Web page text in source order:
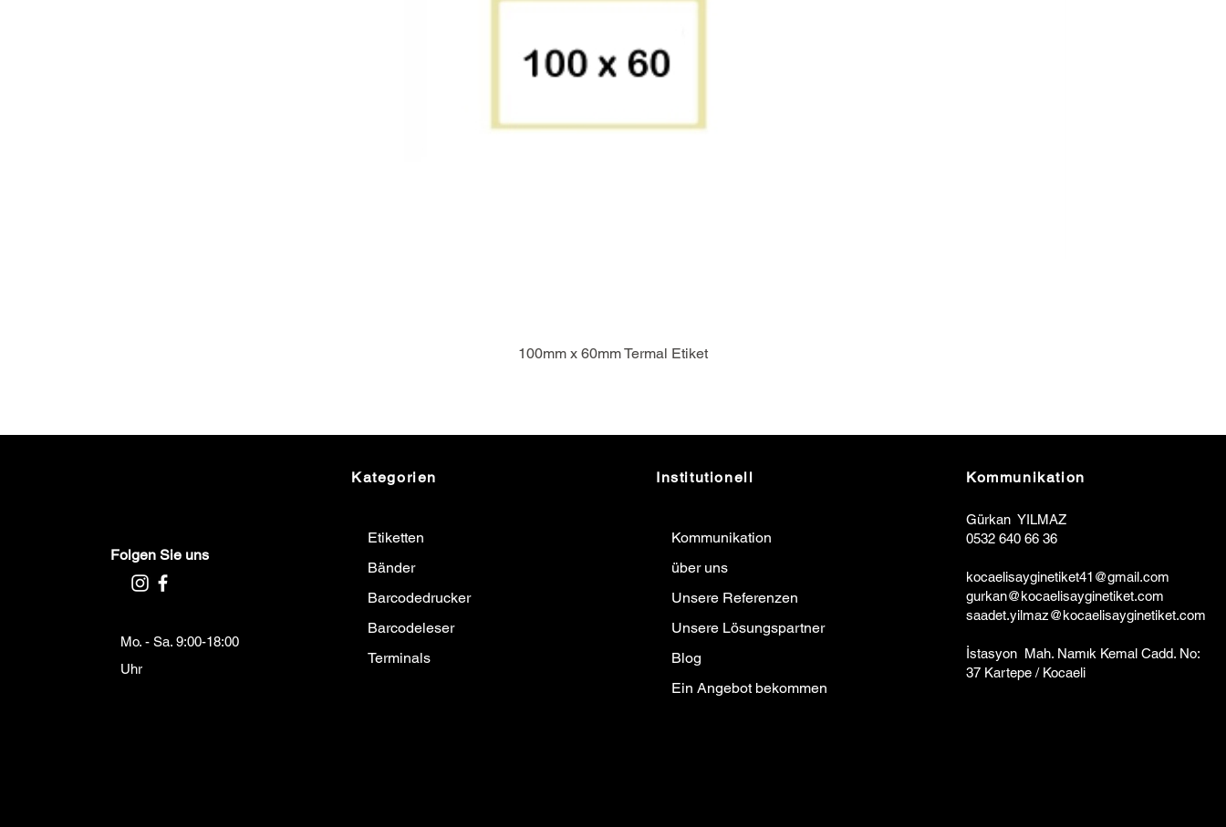
100mm x 60mm Termal Etiket
Folgen Sie uns
Mo. - Sa. 9:00-18:00
Uhr
Kategorien
Etiketten
Bänder
Barcodedrucker
Barcodeleser
Terminals
Institutionell
Kommunikation
über uns
Unsere Referenzen
Unsere Lösungspartner
Blog
Ein Angebot bekommen
Kommunikation
Gürkan YILMAZ
0532 640 66 36
kocaelisayginetiket41@gmail.com
gurkan@kocaelisayginetiket.com
saadet.yilmaz@kocaelisayginetiket.com
İstasyon Mah. Namık Kemal Cadd. No:
37 Kartepe / Kocaeli